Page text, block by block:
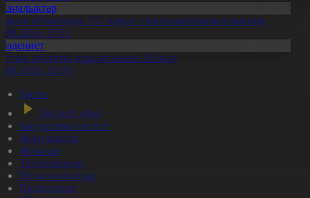
облысында 157 науқас трансплантацияға мұқтаж
17:11
архивтің құрылғанына 20 жыл
20:03
Басты
Тікелей эфир
Бағдарлама кестесі
Жаңалықтар
Жобалар
Телехикаялар
Мультсериалдар
Видеоархив